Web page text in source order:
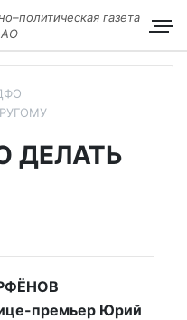
газета
АО
ДЕЛАТЬ
премьер Юрий